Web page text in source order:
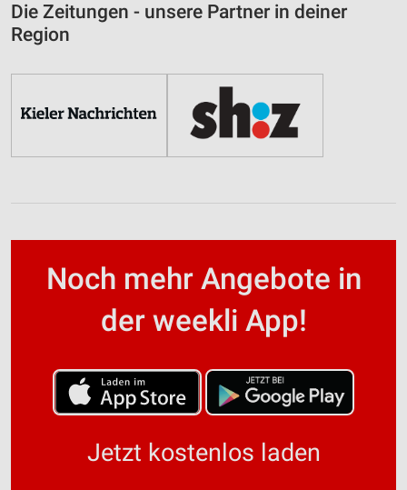
Die Zeitungen - unsere Partner in deiner
Region
Noch mehr Angebote in
der weekli App!
Jetzt kostenlos laden